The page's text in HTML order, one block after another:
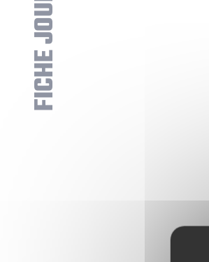
FICHE JOUEUR